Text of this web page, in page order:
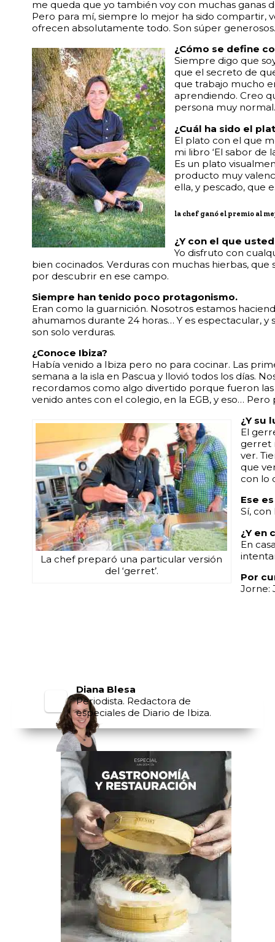
me queda que yo también voy con muchas ganas
Pero para mí, siempre lo mejor ha sido compartir,
ofrecen absolutamente todo. Son súper generosos.
¿Cómo se define
Siempre digo que
que el secreto de
que trabajo mucho
aprendiendo. Creo
persona muy normal.
¿Cuál ha sido el
El plato con el que
mi libro ‘El sabor de
Es un plato
producto muy
ella, y pescado, que
la chef ganó el premio al
¿Y con el que
Yo disfruto con
bien cocinados. Verduras con muchas hierbas,
por descubrir en ese campo.
Siempre han tenido poco protagonismo.
Eran como la guarnición. Nosotros estamos
ahumamos durante 24 horas… Y es espectacular,
son solo verduras.
¿Conoce Ibiza?
Había venido a Ibiza pero no para cocinar. Las
semana a la isla en Pascua y llovió todos los días.
recordamos como algo divertido porque fueron
venido antes con el colegio, en la EGB, y eso…
La chef preparó una particular versión
del ‘gerret’.
¿Y su
El
gerret
ver.
que
con lo
Ese
Sí, con
¿Y en
En
Por
Jorne:
Diana Blesa
Periodista. Redactora de
especiales de Diario de Ibiza.